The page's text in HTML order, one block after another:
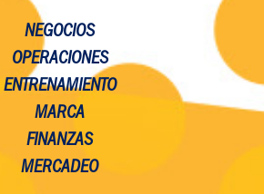
NEGOCIOS
OPERACIONES
ENTRENAMIENTO
MARCA
FINANZAS
MERCADEO